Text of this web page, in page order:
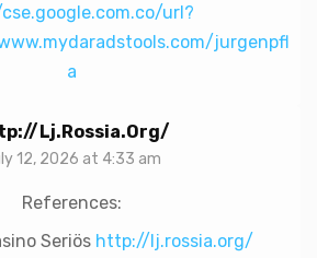
url?
jurgenpfl
a
lj.rossia.org/
12, 2026 at 4:33 am
References:
Seriös http://lj.rossia.org/